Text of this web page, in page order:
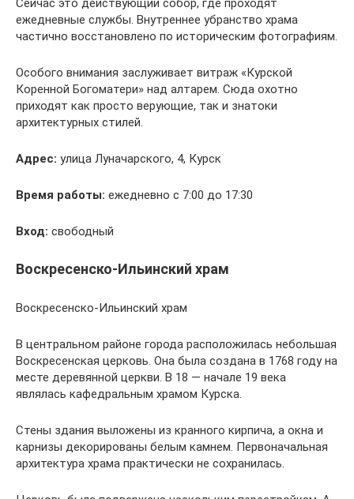
Сейчас это действующий собор, где проходят
ежедневные службы. Внутреннее убранство храма
частично восстановлено по историческим фотографиям.
Особого внимания заслуживает витраж «Курской
Коренной Богоматери» над алтарем. Сюда охотно
приходят как просто верующие, так и знатоки
архитектурных стилей.
Адрес: улица Луначарского, 4, Курск
Время работы: ежедневно с 7:00 до 17:30
Вход: свободный
Воскресенско-Ильинский храм
Воскресенско-Ильинский храм
В центральном районе города расположилась небольшая
Воскресенская церковь. Она была создана в 1768 году на
месте деревянной церкви. В 18 — начале 19 века
являлась кафедральным храмом Курска.
Стены здания выложены из кранного кирпича, а окна и
карнизы декорированы белым камнем. Первоначальная
архитектура храма практически не сохранилась.